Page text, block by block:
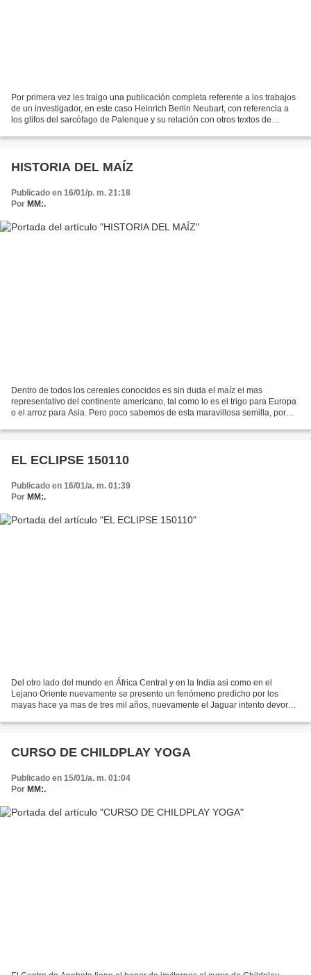
Por primera vez les traigo una publicación completa referente a los trabajos
de un investigador, en este caso Heinrich Berlin Neubart, con referencia a
los glifos del sarcófago de Palenque y su relación con otros textos de
HISTORIA DEL MAÍZ
Publicado en 16/01/p. m. 21:18
Por MM:.
Dentro de todos los cereales conocidos es sin duda el maíz el mas
representativo del continente americano, tal como lo es el trigo para Europa
o el arroz para Asia. Pero poco sabemos de esta maravillosa semilla, por
EL ECLIPSE 150110
Publicado en 16/01/a. m. 01:39
Por MM:.
Del otro lado del mundo en África Central y en la India asi como en el
Lejano Oriente nuevamente se presento un fenómeno predicho por los
mayas hace ya mas de tres mil años, nuevamente el Jaguar intento devorar
CURSO DE CHILDPLAY YOGA
Publicado en 15/01/a. m. 01:04
Por MM:.